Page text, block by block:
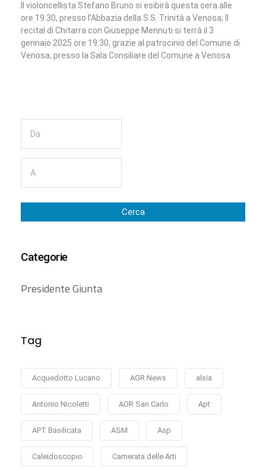
Il violoncellista Stefano Bruno si esibirà questa sera alle
ore 19:30, presso l’Abbazia della S.S. Trinità a Venosa; Il
recital di Chitarra con Giuseppe Mennuti si terrà il 3
gennaio 2025 ore 19:30, grazie al patrocinio del Comune di
Venosa, presso la Sala Consiliare del Comune a Venosa
Cerca
Categorie
Presidente Giunta
Tag
Acquedotto Lucano AGR News alsia
Antonio Nicoletti AOR San Carlo Apt
APT Basilicata ASM Asp
Caleidoscopio Camerata delle Arti